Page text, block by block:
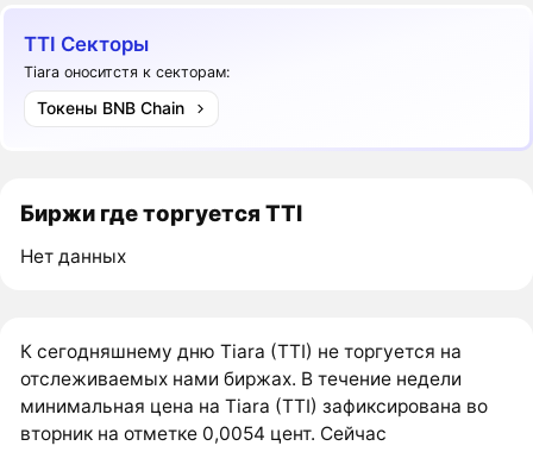
TTI Секторы
Tiara оноситстя к секторам:
Токены BNB Chain
Биржи где торгуется TTI
Нет данных
К сегодняшнему дню Tiara (TTI) не торгуется на
отслеживаемых нами биржах. В течение недели
минимальная цена на Tiara (TTI) зафиксирована во
вторник на отметке 0,0054 цент. Сейчас